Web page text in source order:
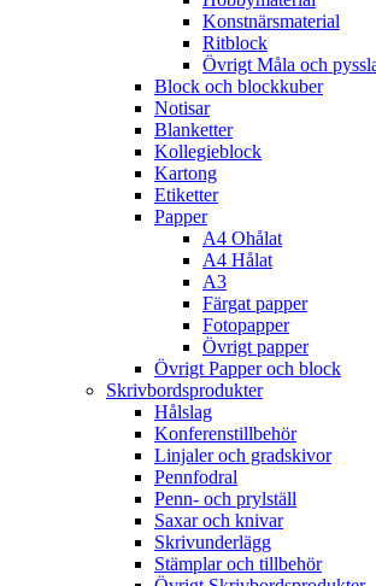
Konstnärsmaterial
Ritblock
Övrigt Måla och
Block och blockkuber
Notisar
Blanketter
Kollegieblock
Kartong
Etiketter
Papper
A4 Ohålat
A4 Hålat
A3
Färgat papper
Fotopapper
Övrigt papper
Övrigt Papper och block
Skrivbordsprodukter
Hålslag
Konferenstillbehör
Linjaler och gradskivor
Pennfodral
Penn- och prylställ
Saxar och knivar
Skrivunderlägg
Stämplar och tillbehör